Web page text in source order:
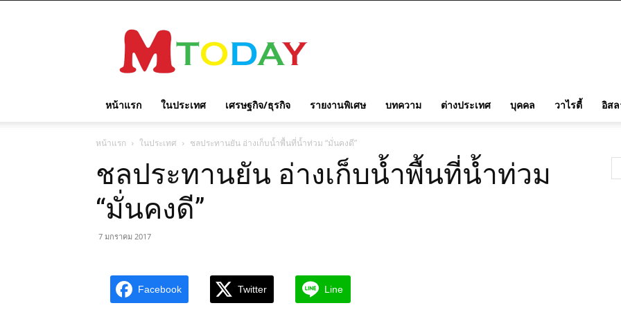
TODAY
หน้าแรก ในประเทศ เศรษฐกิจ/ธุรกิจ รายงานพิเศษ บทความ ต่างประเทศ บุคคล วาไรตี้ อิส
หน้าแรก ในประเทศ ชลประทานยัน อ่างเก็บน้ำพื้นที่น้ำท่วม “มั่นคงดี”
ชลประทานยัน อ่างเก็บน้ำพื้นที่น้ำท่วม
“มั่นคงดี”
7 มกราคม 2017
Facebook Twitter Line